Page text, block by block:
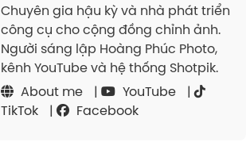
Chuyên gia hậu kỳ và nhà phát triển
công cụ cho cộng đồng chỉnh ảnh.
Người sáng lập Hoàng Phúc Photo,
kênh YouTube và hệ thống Shotpik.
About me
| YouTube
|
TikTok
| Facebook